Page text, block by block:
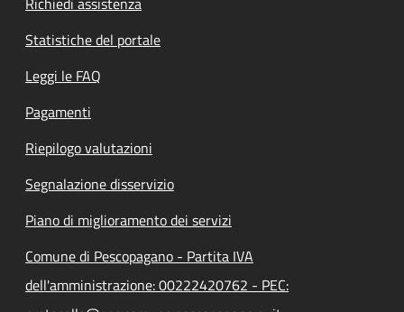
Statistiche del portale
Leggi le FAQ
Pagamenti
Riepilogo valutazioni
Segnalazione disservizio
Piano di miglioramento dei servizi
Comune di Pescopagano - Partita IVA
dell'amministrazione: 00222420762 - PEC: